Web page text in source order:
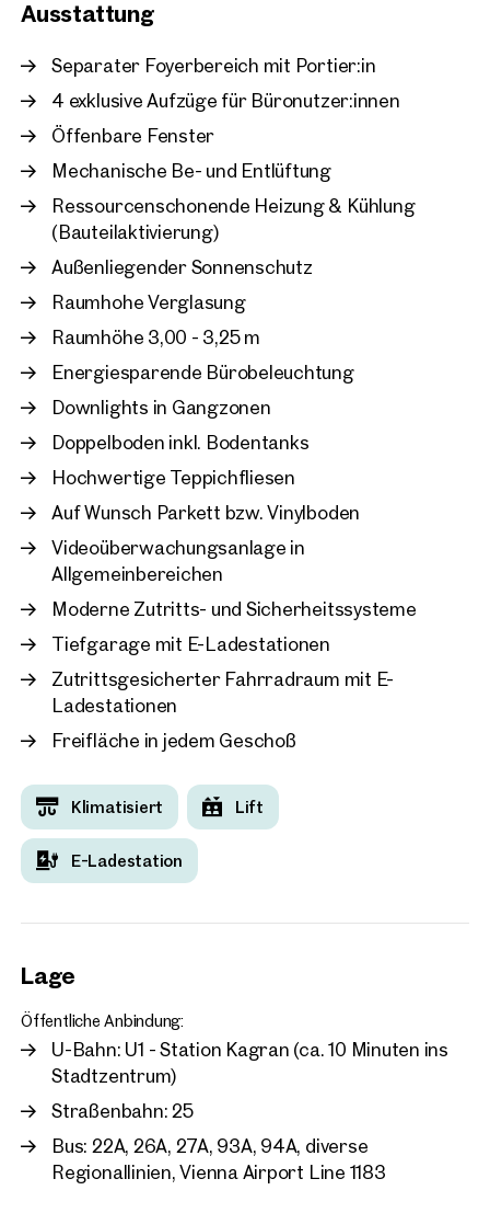
Ausstattung
Separater Foyerbereich mit Portier:in
4 exklusive Aufzüge für Büronutzer:innen
Öffenbare Fenster
Mechanische Be- und Entlüftung
Ressourcenschonende Heizung & Kühlung
(Bauteilaktivierung)
Außenliegender Sonnenschutz
Raumhohe Verglasung
Raumhöhe 3,00 - 3,25 m
Energiesparende Bürobeleuchtung
Downlights in Gangzonen
Doppelboden inkl. Bodentanks
Hochwertige Teppichfliesen
Auf Wunsch Parkett bzw. Vinylboden
Videoüberwachungsanlage in
Allgemeinbereichen
Moderne Zutritts- und Sicherheitssysteme
Tiefgarage mit E-Ladestationen
Zutrittsgesicherter Fahrradraum mit E-
Ladestationen
Freifläche in jedem Geschoß
Klimatisiert Lift
E-Ladestation
Lage
Öffentliche Anbindung:
U-Bahn: U1 - Station Kagran (ca. 10 Minuten ins
Stadtzentrum)
Straßenbahn: 25
Bus: 22A, 26A, 27A, 93A, 94A, diverse
Regionallinien, Vienna Airport Line 1183
Vienna Twenty Two -
Verfügbar Nach
€ 18,50 /m²/Monat netto